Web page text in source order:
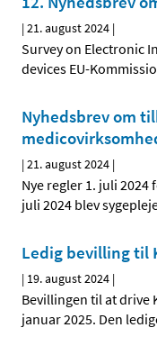
|21. august 2024 |
Survey on Electronic
devices EU-
Nyhedsbrev om
|21. august 2024 |
Nye regler 1. juli
juli 2024 blev
Ledig bevilling til
| 19. august 2024 |
Bevillingen til at drive
januar 2025. Den